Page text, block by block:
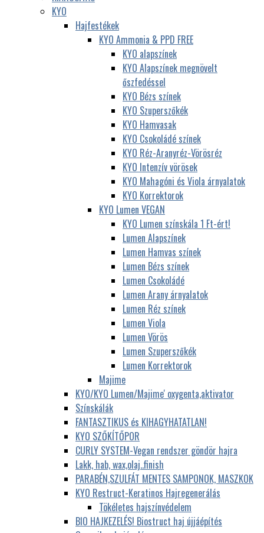
KYO
Hajfestékek
KYO Ammonia & PPD FREE
KYO alapszínek
KYO Alapszínek megnövelt
őszfedéssel
KYO Bézs színek
KYO Szuperszőkék
KYO Hamvasak
KYO Csokoládé színek
KYO Réz-Aranyréz-Vörösréz
KYO Intenzív vörösek
KYO Mahagóni és Viola árnyalatok
KYO Korrektorok
KYO Lumen VEGAN
KYO Lumen színskála 1 Ft-ért!
Lumen Alapszínek
Lumen Hamvas színek
Lumen Bézs színek
Lumen Csokoládé
Lumen Arany árnyalatok
Lumen Réz színek
Lumen Viola
Lumen Vörös
Lumen Szuperszőkék
Lumen Korrektorok
Majime
KYO/KYO Lumen/Majime' oxygenta,aktivator
Színskálák
FANTASZTIKUS és KIHAGYHATATLAN!
KYO SZŐKÍTŐPOR
CURLY SYSTEM-Vegan rendszer göndör hajra
Lakk, hab, wax,olaj..finish
PARABÉN,SZULFÁT MENTES SAMPONOK, MASZKOK
KYO Restruct-Keratinos Hajregenerálás
Tökéletes hajszínvédelem
BIO HAJKEZELÉS! Biostruct haj újjáépítés